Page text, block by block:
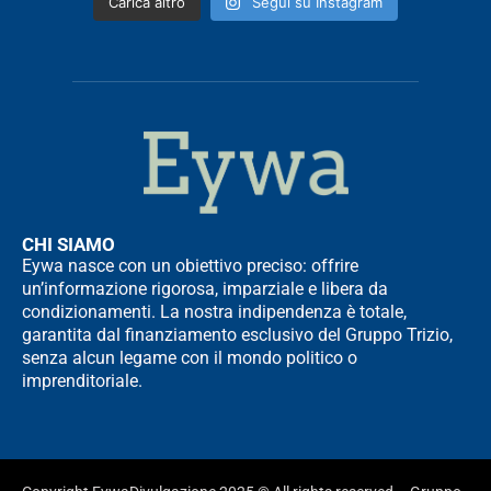
CHI SIAMO
Eywa nasce con un obiettivo preciso: offrire
un’informazione rigorosa, imparziale e libera da
condizionamenti. La nostra indipendenza è totale,
garantita dal finanziamento esclusivo del Gruppo Trizio,
senza alcun legame con il mondo politico o
imprenditoriale.